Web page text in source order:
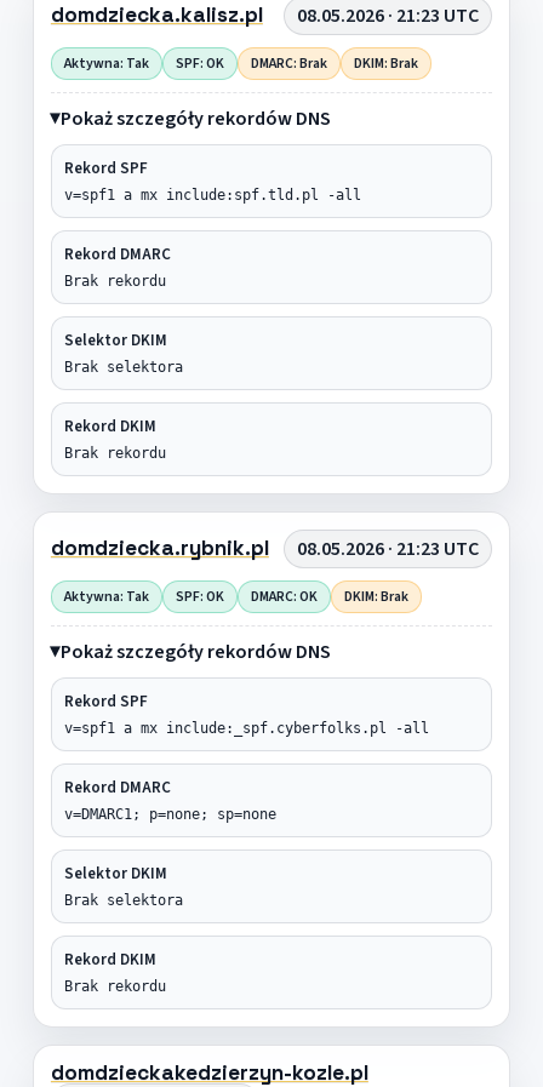
domdziecka.kalisz.pl 08.05.2026 · 21:23 UTC
Aktywna: Tak SPF: OK DMARC: Brak DKIM: Brak
Pokaż szczegóły rekordów DNS
Rekord SPF
v=spf1 a mx include:spf.tld.pl -all
Rekord DMARC
Brak rekordu
Selektor DKIM
Brak selektora
Rekord DKIM
Brak rekordu
domdziecka.rybnik.pl 08.05.2026 · 21:23 UTC
Aktywna: Tak SPF: OK DMARC: OK DKIM: Brak
Pokaż szczegóły rekordów DNS
Rekord SPF
v=spf1 a mx include:_spf.cyberfolks.pl -all
Rekord DMARC
v=DMARC1; p=none; sp=none
Selektor DKIM
Brak selektora
Rekord DKIM
Brak rekordu
domdzieckakedzierzyn-kozle.pl